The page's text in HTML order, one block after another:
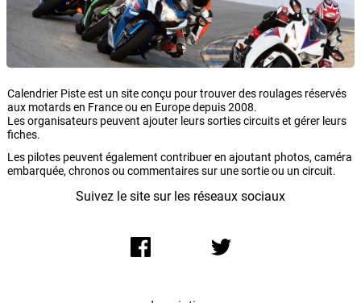
Calendrier Piste est un site conçu pour trouver des roulages réservés
aux motards en France ou en Europe depuis 2008.
Les organisateurs peuvent ajouter leurs sorties circuits et gérer leurs
fiches.
Les pilotes peuvent également contribuer en ajoutant photos, caméra
embarquée, chronos ou commentaires sur une sortie ou un circuit.
Suivez le site sur les réseaux sociaux